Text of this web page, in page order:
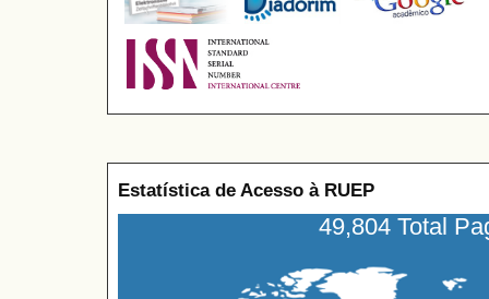
Estatística de Acesso à RUEP
49,804 Total